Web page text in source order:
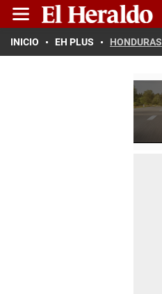
INICIO EH PLUS HONDURAS